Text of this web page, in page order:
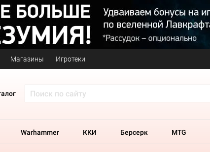
Магазины Игротеки
Warhammer ККИ Берсерк MTG